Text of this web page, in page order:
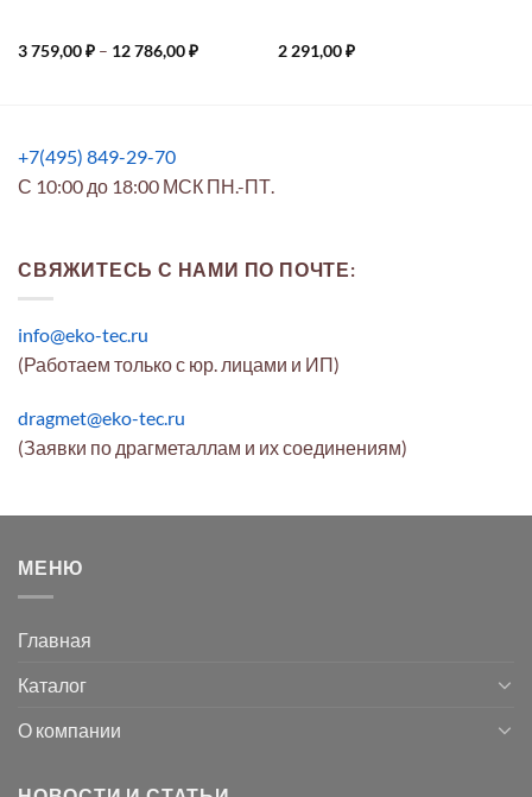
3 759,00₽ – 12 786,00₽Диапазон
2 291,00₽
+7(495) 849-29-70
С 10:00 до 18:00 МСК ПН.-ПТ.
СВЯЖИТЕСЬ С НАМИ ПО ПОЧТЕ:
info@eko-tec.ru
(Работаем только с юр. лицами и ИП)
dragmet@eko-tec.ru
(Заявки по драгметаллам и их соединениям)
МЕНЮ
Главная
Каталог
О компании